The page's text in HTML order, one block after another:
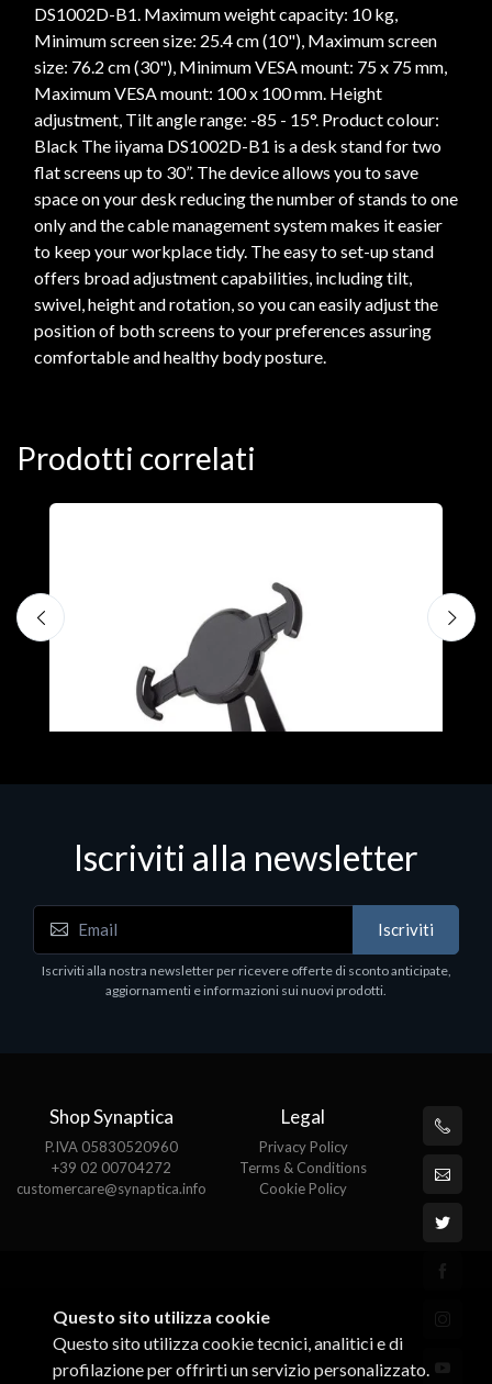
DS1002D-B1. Maximum weight capacity: 10 kg,
Minimum screen size: 25.4 cm (10"), Maximum screen
size: 76.2 cm (30"), Minimum VESA mount: 75 x 75 mm,
Maximum VESA mount: 100 x 100 mm. Height
adjustment, Tilt angle range: -85 - 15°. Product colour:
Black The iiyama DS1002D-B1 is a desk stand for two
flat screens up to 30”. The device allows you to save
space on your desk reducing the number of stands to one
only and the cable management system makes it easier
to keep your workplace tidy. The easy to set-up stand
offers broad adjustment capabilities, including tilt,
swivel, height and rotation, so you can easily adjust the
position of both screens to your preferences assuring
comfortable and healthy body posture.
Prodotti correlati
EPSON TABLET STAND, BLACK. Porta tablet
Epson, solido in metallo, orientabile in tre assi.
Adatto a tutti i tablet.
Iscriviti alla newsletter
Iscriviti
Iscriviti alla nostra newsletter per ricevere offerte di sconto anticipate,
aggiornamenti e informazioni sui nuovi prodotti.
Shop Synaptica
P.IVA 05830520960
+39 02 00704272
customercare@synaptica.info
Legal
Privacy Policy
Terms & Conditions
Cookie Policy
Questo sito utilizza cookie
Questo sito utilizza cookie tecnici, analitici e di
profilazione per offrirti un servizio personalizzato.